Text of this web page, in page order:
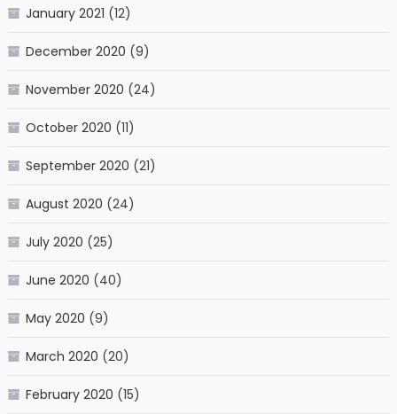
January 2021 (12)
December 2020 (9)
November 2020 (24)
October 2020 (11)
September 2020 (21)
August 2020 (24)
July 2020 (25)
June 2020 (40)
May 2020 (9)
March 2020 (20)
February 2020 (15)